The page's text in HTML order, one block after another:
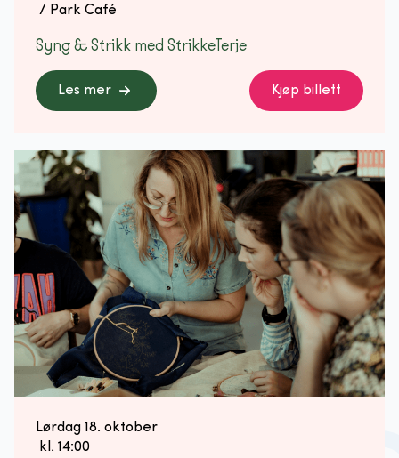
/ Park Café
Syng & Strikk med StrikkeTerje
Les mer Kjøp billett
Lørdag 18. oktober
kl. 14:00